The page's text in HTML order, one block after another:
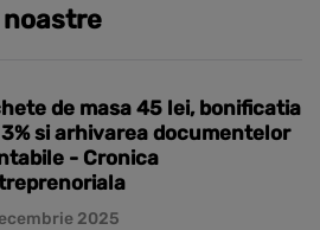
de masa 45 lei, bonificatia
si arhivarea documentelor
- Cronica
2025